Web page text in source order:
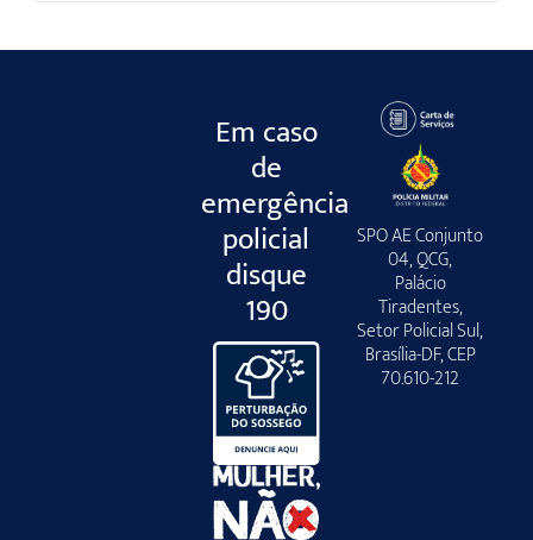
Em caso
de
emergência
policial
disque
190
SPO AE Conjunto
04, QCG,
Palácio
Tiradentes,
Setor Policial Sul,
Brasília-DF, CEP
70.610-212